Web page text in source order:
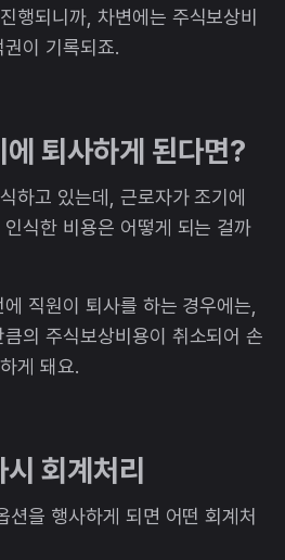
행되니까, 차변에는 주식보상비
이 기록되죠.
퇴사하게 된다면?
하고 있는데, 근로자가 조기에
식한 비용은 어떻게 되는 걸까
직원이 퇴사를 하는 경우에는,
의 주식보상비용이 취소되어 손
게 돼요.
회계처리
을 행사하게 되면 어떤 회계처